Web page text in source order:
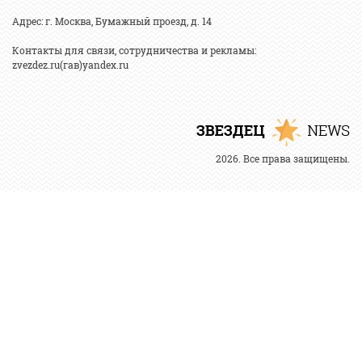
Адрес: г. Москва, Бумажный проезд, д. 14
Контакты для связи, сотрудничества и рекламы:
zvezdez.ru(гав)yandex.ru
2026. Все права защищены.